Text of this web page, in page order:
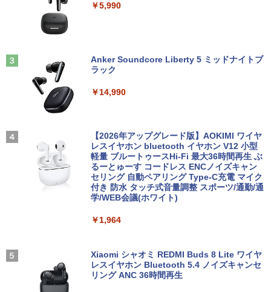
￥5,990
Anker Soundcore Liberty 5 ミッドナイトブ
ラック
￥14,990
【2026年アップグレード版】AOKIMI ワイヤ
レスイヤホン bluetooth イヤホン V12 小型
軽量 ブルートゥースHi-Fi 最大36時間再生 ぶ
るーとゅーす コードレス ENCノイズキャン
セリング 自動ペアリング Type-C充電 マイク
付き 防水 タッチ式音量調整 スポーツ/通勤/通
学/WEB会議(ホワイト)
￥1,964
Xiaomi シャオミ REDMI Buds 8 Lite ワイヤ
レスイヤホン Bluetooth 5.4 ノイズキャンセ
リング ANC 36時間再生